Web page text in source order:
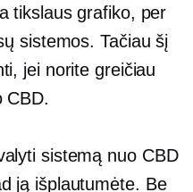
tikslaus grafiko, per
sistemos. Tačiau šį
jei norite greičiau
CBD.
sistemą nuo CBD
ją išplautumėte. Be